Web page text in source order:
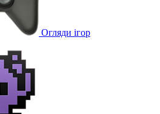
Огляди ігор